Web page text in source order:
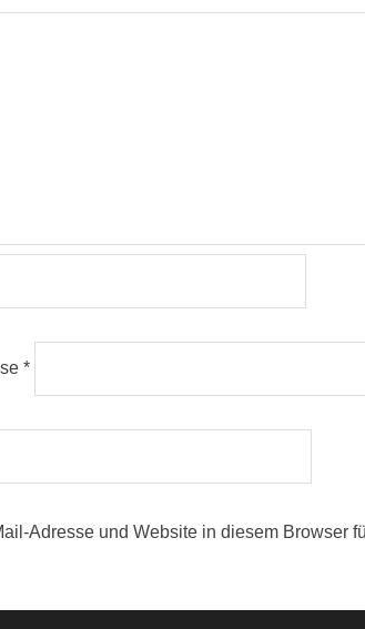
*
Adresse und Website in diesem Browser